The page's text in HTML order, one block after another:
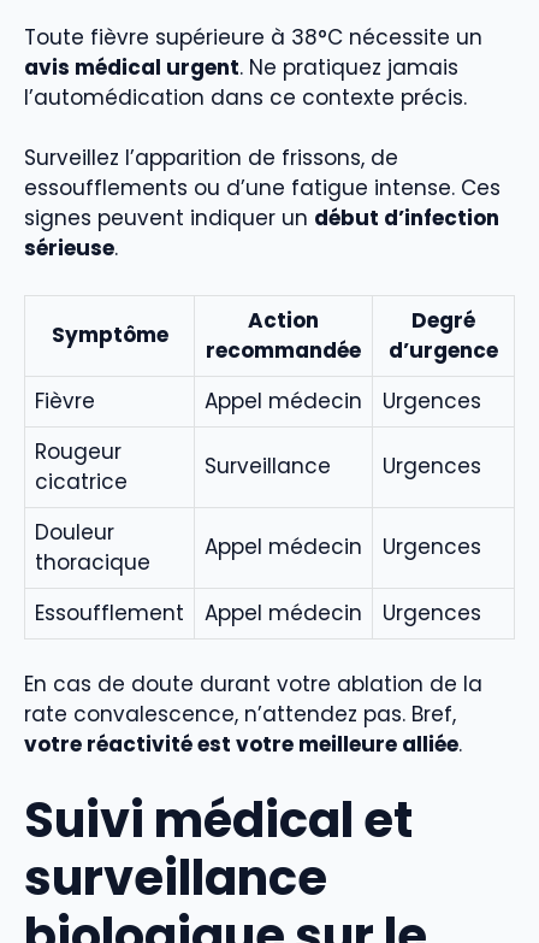
Toute fièvre supérieure à 38°C nécessite un
avis médical urgent. Ne pratiquez jamais
l’automédication dans ce contexte précis.
Surveillez l’apparition de frissons, de
essoufflements ou d’une fatigue intense. Ces
signes peuvent indiquer un début d’infection
sérieuse.
Symptôme
Action
recommandée
Degré
d’urgence
Fièvre
Appel médecin
Urgences
Rougeur
cicatrice
Surveillance Urgences
Douleur
thoracique
Appel médecin Urgences
Essoufflement Appel médecin Urgences
En cas de doute durant votre ablation de la
rate convalescence, n’attendez pas. Bref,
votre réactivité est votre meilleure alliée.
Suivi médical et
surveillance